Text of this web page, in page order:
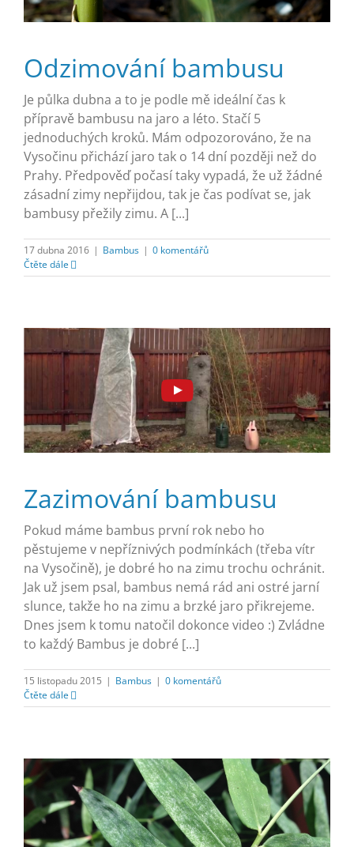
Odzimování bambusu
Je půlka dubna a to je podle mě ideální čas k
přípravě bambusu na jaro a léto. Stačí 5
jednoduchých kroků. Mám odpozorováno, že na
Vysočinu přichází jaro tak o 14 dní později než do
Prahy. Předpověď počasí taky vypadá, že už žádné
zásadní zimy nepřijdou, tak je čas podívat se, jak
bambusy přežily zimu. A [...]
17 dubna 2016 | Bambus | 0 komentářů
Čtěte dále
Zazimování bambusu
Pokud máme bambus první rok nebo ho
pěstujeme v nepříznivých podmínkách (třeba vítr
na Vysočině), je dobré ho na zimu trochu ochránit.
Jak už jsem psal, bambus nemá rád ani ostré jarní
slunce, takže ho na zimu a brzké jaro přikrejeme.
Dnes jsem k tomu natočil dokonce video :) Zvládne
to každý Bambus je dobré [...]
15 listopadu 2015 | Bambus | 0 komentářů
Čtěte dále